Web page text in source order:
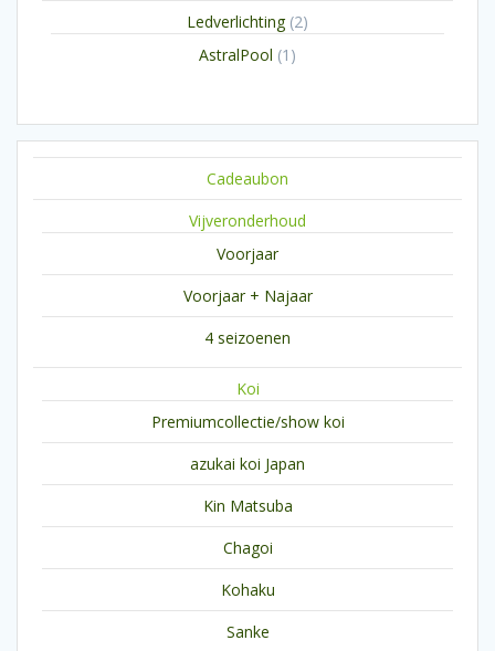
Ledverlichting 22
AstralPool 1 1
Cadeaubon
Vijveronderhoud
Voorjaar
Voorjaar + Najaar
4 seizoenen
Koi
Premiumcollectie/show koi
azukai koi Japan
Kin Matsuba
Chagoi
Kohaku
Sanke